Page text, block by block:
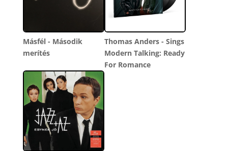
Másfél - Második
merítés
Thomas Anders - Sings
Modern Talking: Ready
For Romance